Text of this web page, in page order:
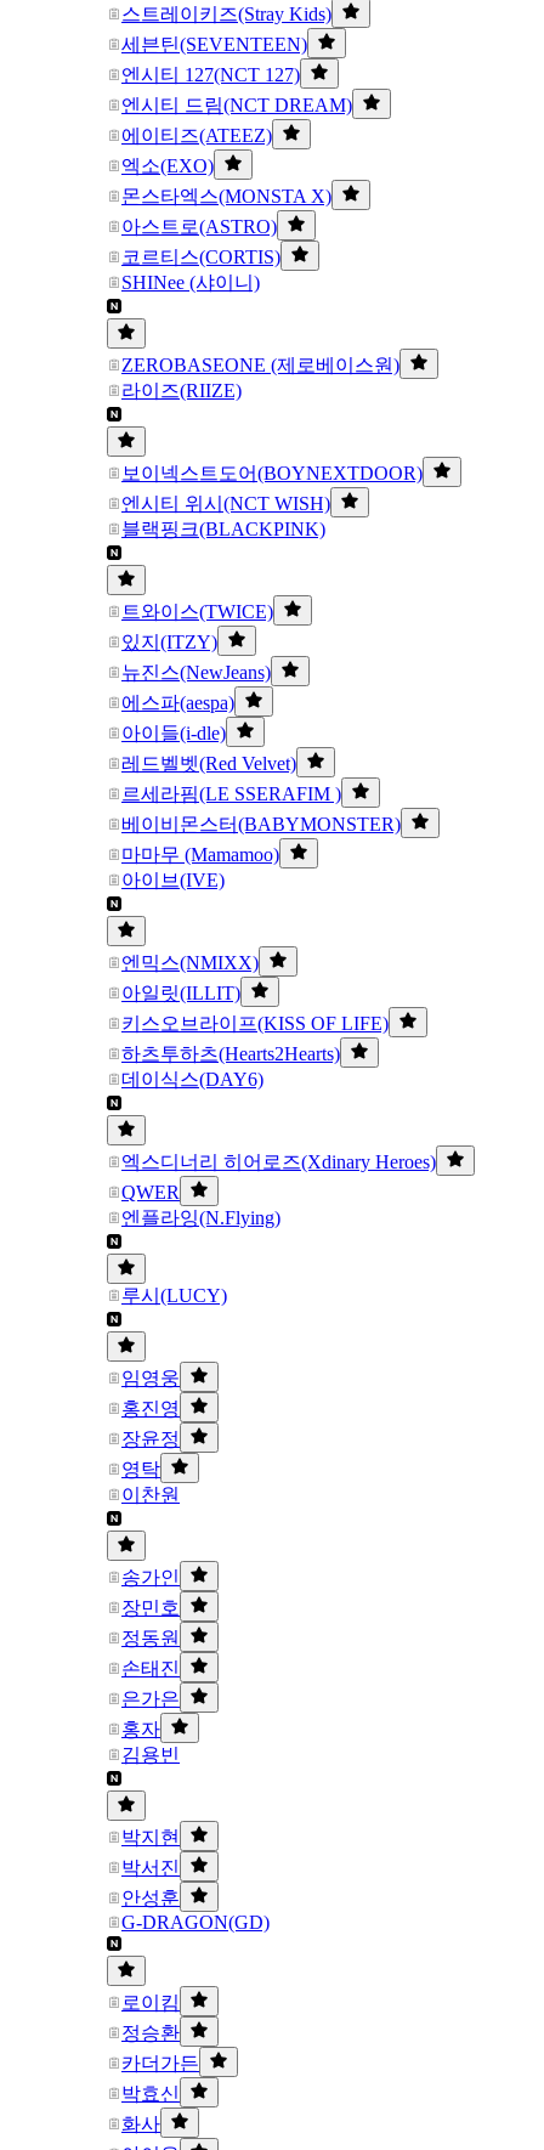
스트레이키즈(Stray Kids)
세븐틴(SEVENTEEN)
엔시티 127(NCT 127)
엔시티 드림(NCT DREAM)
에이티즈(ATEEZ)
엑소(EXO)
몬스타엑스(MONSTA X)
아스트로(ASTRO)
코르티스(CORTIS)
SHINee (샤이니)
ZEROBASEONE (제로베이스원)
라이즈(RIIZE)
보이넥스트도어(BOYNEXTDOOR)
엔시티 위시(NCT WISH)
블랙핑크(BLACKPINK)
트와이스(TWICE)
있지(ITZY)
뉴진스(NewJeans)
에스파(aespa)
아이들(i-dle)
레드벨벳(Red Velvet)
르세라핌(LE SSERAFIM )
베이비몬스터(BABYMONSTER)
마마무 (Mamamoo)
아이브(IVE)
엔믹스(NMIXX)
아일릿(ILLIT)
키스오브라이프(KISS OF LIFE)
하츠투하츠(Hearts2Hearts)
데이식스(DAY6)
엑스디너리 히어로즈(Xdinary Heroes)
QWER
엔플라잉(N.Flying)
루시(LUCY)
임영웅
홍진영
장윤정
영탁
이찬원
송가인
장민호
정동원
손태진
은가은
홍자
김용빈
박지현
박서진
안성훈
G-DRAGON(GD)
로이킴
정승환
카더가든
박효신
화사